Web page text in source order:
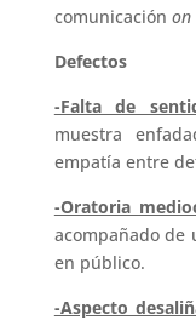
comunicación on
Defectos
-Falta de
muestra
empatía entre
-Oratoria
acompañado de
en público.
-Aspecto